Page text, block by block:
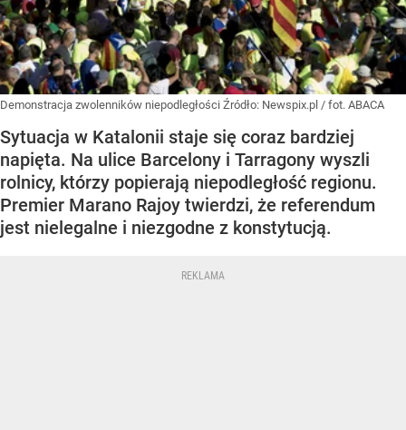
Demonstracja zwolenników niepodległości Źródło: Newspix.pl / fot. ABACA
Sytuacja w Katalonii staje się coraz bardziej
napięta. Na ulice Barcelony i Tarragony wyszli
rolnicy, którzy popierają niepodległość regionu.
Premier Marano Rajoy twierdzi, że referendum
jest nielegalne i niezgodne z konstytucją.